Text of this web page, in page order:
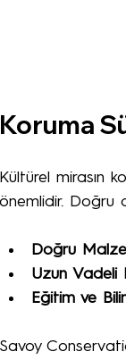
Koruma
Kültürel mirasın
önemlidir. Doğru
Doğru
Uzun Vadeli
Eğitim ve
Savoy